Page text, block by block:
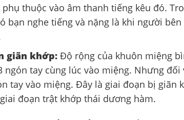
phụ thuộc vào âm thanh tiếng kêu đó.
bạn nghe tiếng và nặng là khi người
giãn khớp: Độ rộng của khuôn miệng
ngón tay cùng lúc vào miệng. Nhưng
tay vào miệng. Đây là giai đoạn bị giãn
đoạn trật khớp thái dương hàm.